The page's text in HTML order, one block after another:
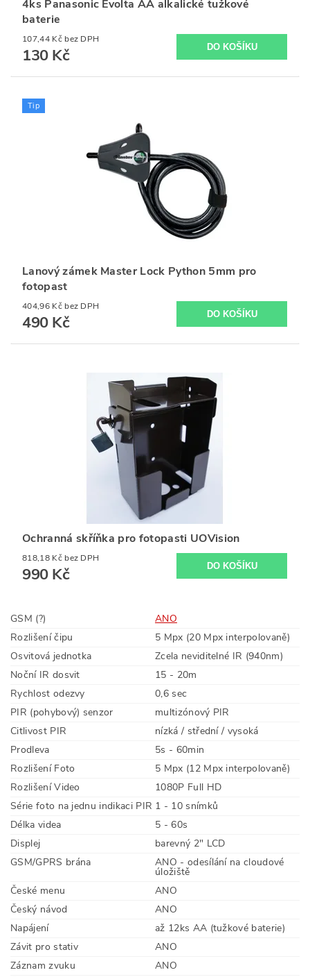
4ks Panasonic Evolta AA alkalické tužkové
baterie
107,44 Kč bez DPH
130 Kč
Tip
Lanový zámek Master Lock Python 5mm pro
fotopast
404,96 Kč bez DPH
490 Kč
Ochranná skříňka pro fotopasti UOVision
818,18 Kč bez DPH
990 Kč
GSM (?)
ANO
Rozlišení čipu
5 Mpx (20 Mpx interpolovaně)
Osvitová jednotka
Zcela neviditelné IR (940nm)
Noční IR dosvit
15 - 20m
Rychlost odezvy
0,6 sec
PIR (pohybový) senzor
multizónový PIR
Citlivost PIR
nízká / střední / vysoká
Prodleva
5s - 60min
Rozlišení Foto
5 Mpx (12 Mpx interpolovaně)
Rozlišení Video
1080P Full HD
Série foto na jednu indikaci PIR 1 - 10 snímků
Délka videa
5 - 60s
Displej
barevný 2" LCD
GSM/GPRS brána
ANO - odesílání na cloudové
úložiště
České menu
ANO
Český návod
ANO
Napájení
až 12ks AA (tužkové baterie)
Závit pro stativ
ANO
Záznam zvuku
ANO